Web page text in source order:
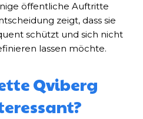
öffentliche Auftritte
zeigt, dass sie
schützt und sich nicht
lassen möchte.
Qviberg